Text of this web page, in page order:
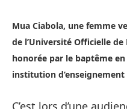
Mua Ciabola, une femme
de l’Université Officielle
honorée par le baptême
institution